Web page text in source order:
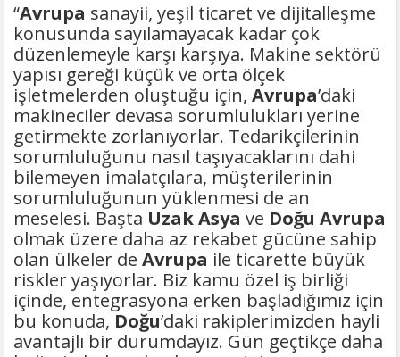
“Avrupa sanayii, yeşil ticaret ve dijitalleşme
konusunda sayılamayacak kadar çok
düzenlemeyle karşı karşıya. Makine sektörü
yapısı gereği küçük ve orta ölçek
işletmelerden oluştuğu için, Avrupa’daki
makineciler devasa sorumlulukları yerine
getirmekte zorlanıyorlar. Tedarikçilerinin
sorumluluğunu nasıl taşıyacaklarını dahi
bilemeyen imalatçılara, müşterilerinin
sorumluluğunun yüklenmesi de an
meselesi. Başta Uzak Asya ve Doğu Avrupa
olmak üzere daha az rekabet gücüne sahip
olan ülkeler de Avrupa ile ticarette büyük
riskler yaşıyorlar. Biz kamu özel iş birliği
içinde, entegrasyona erken başladığımız için
bu konuda, Doğu’daki rakiplerimizden hayli
avantajlı bir durumdayız. Gün geçtikçe daha